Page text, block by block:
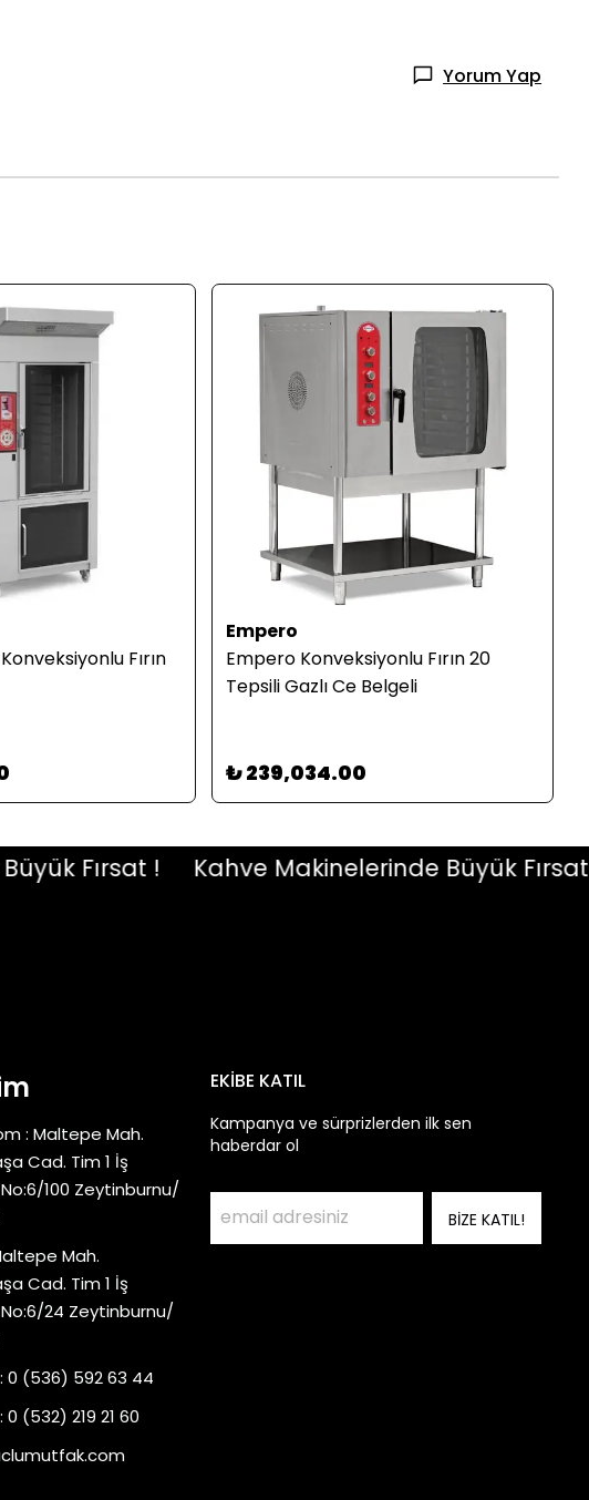
Yorum Yap
Fırın
Empero
Empero Konveksiyonlu Fırın 20
Tepsili Gazlı Ce Belgeli
₺ 239,034.00
Fırsat ! Kahve Makinelerinde Büyük Fırsat !
: Maltepe Mah.
Cad. Tim 1 İş
100 Zeytinburnu/
Mah.
Cad. Tim 1 İş
No:6/24 Zeytinburnu/
0 (536) 592 63 44
(532) 219 21 60
EKİBE KATIL
Kampanya ve sürprizlerden ilk sen
haberdar ol
BİZE KATIL!